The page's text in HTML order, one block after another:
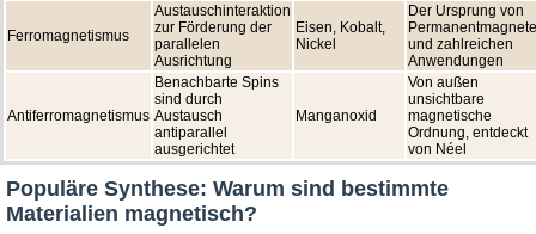
Ferromagnetismus
Austauschinteraktion
zur Förderung der
parallelen
Ausrichtung
Eisen, Kobalt,
Nickel
Der Ursprung von
und zahlreichen
Anwendungen
Antiferromagnetismus
Benachbarte Spins
sind durch
Austausch
antiparallel
ausgerichtet
Manganoxid
Von außen
unsichtbare
magnetische
Ordnung, entdeckt
von Néel
Populäre Synthese: Warum sind bestimmte
Materialien magnetisch?